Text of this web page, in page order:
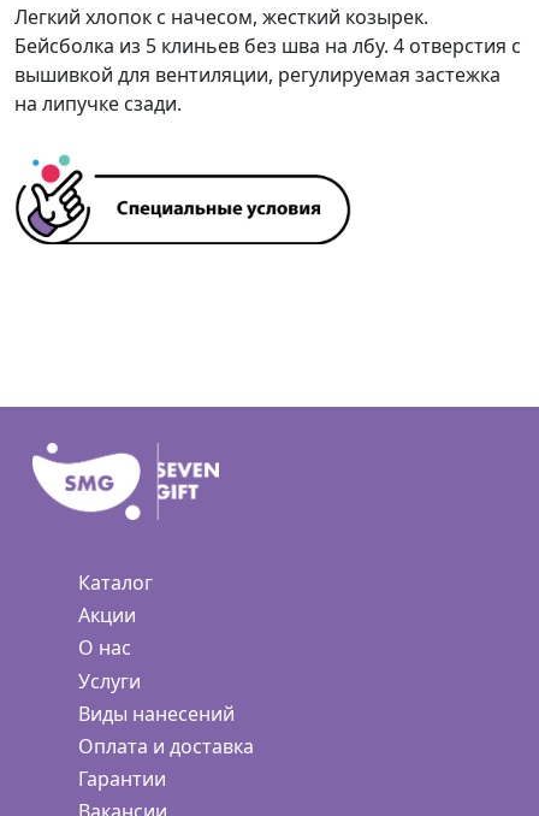
Легкий хлопок с начесом, жесткий козырек.
Бейсболка из 5 клиньев без шва на лбу. 4 отверстия с
вышивкой для вентиляции, регулируемая застежка
на липучке сзади.
Каталог
Акции
О нас
Услуги
Виды нанесений
Оплата и доставка
Гарантии